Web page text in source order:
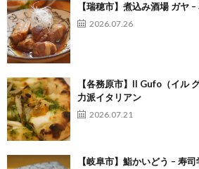
【瑞穂市】煮込み酒場 ガヤ
2026.07.26
【各務原市】Il Gufo（イル
力派イタリアン
2026.07.21
【岐阜市】鮨かいどう – 寿